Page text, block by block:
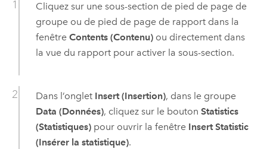
Cliquez sur une sous-section de pied de page de
groupe ou de pied de page de rapport dans la
fenêtre Contents (Contenu)ou directement dans
la vue du rapport pour activer la sous-section.
Dans l’onglet Insert (Insertion), dans le groupe
Data (Données), cliquez sur le bouton Statistics
(Statistiques)pour ouvrir la fenêtre Insert Statistic
(Insérer la statistique).